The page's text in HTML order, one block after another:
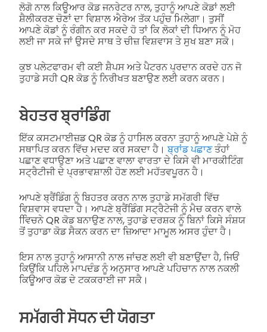
ਲੋਗੋ ਨਾਲ ਕਿਊਆਰ ਕੋਡ ਜਨਰੇਟਰ ਨਾਲ, ਤੁਹਾਨੂੰ ਆਪਣੇ ਕੋਡਾਂ ਲਈ
ਸ਼ੈਲੀਕਰਣ ਚੋਣਾਂ ਦਾ ਵਿਸ਼ਾਲ ਐਰੇਅ ਤੱਕ ਪਹੁੰਚ ਮਿਲੇਗਾ। ਤੁਸੀਂ
ਆਪਣੇ ਕੋਡਾਂ ਨੂੰ ਰੰਗੀਨ ਕਰ ਸਕਦੇ ਹੋ ਤਾਂ ਕਿ ਲੋਕਾਂ ਦੀ ਧਿਆਨ ਨੂੰ ਮੋਹ
ਲਈ ਜਾ ਸਕੇ ਜਾਂ ਉਸਦੇ ਸਾਥ ਤੇ ਚੀਜ਼ ਵਿਸ਼ਵਾਸ ਤੇ ਸੁਖ ਬਣਾ ਸਕੋ।
ਕੁਝ ਪਲੇਟਫਾਰਮ ਵੀ ਕਈ ਸ਼ੈਪਸ ਅਤੇ ਪੈਟਰਨ ਪ੍ਰਦਾਨ ਕਰਦੇ ਹਨ ਜੋ
ਤੁਹਾਡੇ ਸਹੀ QR ਕੋਡ ਨੂੰ ਨਿਰੀਖਤ ਬਣਾਉਣ ਲਈ ਕਰਨ ਕਰਨ।
ਬੇਹਤਰ ਬ੍ਰਾਂਡਿੰਗ
ਇੱਕ ਕਸਟਮਾਈਜ਼ਡ QR ਕੋਡ ਨੂੰ ਹਾਸਿਲ ਕਰਨਾ ਤੁਹਾਨੂੰ ਆਪਣੇ ਪੇਸ਼ੇ ਨੂੰ
ਸਥਾਪਿਤ ਕਰਨ ਵਿੱਚ ਮਦਦ ਕਰ ਸਕਦਾ ਹੈ।ਬ੍ਰਾਂਡ ਪਛਾਣਤੰਹਾਂ
ਪਛਾਣ ਵਧਾਉਣਾ ਅਤੇ ਪਛਾਣ ਵਾਲਾ ਵਾਰਤਾ ਦੇ ਕਿਸੇ ਵੀ ਮਾਰਕੀਟਿੰਗ
ਸਟ੍ਰੈਟੀਜੀ ਦੇ ਪ੍ਰਭਾਵਸ਼ਾਲੀ ਹੋਣ ਲਈ ਮਹੱਤਵਪੂਰਨ ਹੈ।
ਆਪਣੇ ਬ੍ਰੈਂਡਿੰਗ ਨੂੰ ਬਿਹਤਰ ਕਰਨ ਨਾਲ ਤੁਹਾਡੇ ਸਮੱਗਰੀ ਵਿੱਚ
ਵਿਸ਼ਵਾਸ ਵਧਦਾ ਹੈ। ਆਪਣੇ ਬ੍ਰੈਂਡਿੰਗ ਸਟ੍ਰੈਟੇਜੀ ਨੂੰ ਮੈਚ ਕਰਨ ਵਾਲੇ
ਵਿਿਚਨੇ QR ਕੋਡ ਬਨਾਉਣ ਨਾਲ, ਤੁਹਾਡੇ ਦਰਸ਼ਕ ਨੂੰ ਬਿਨਾਂ ਕਿਸੇ ਸੰਸ਼ਯ
ਤੋਂ ਤੁਹਾਡਾ ਕੋਡ ਸੈਕਨ ਕਰਨ ਦਾ ਜ਼ਿਆਦਾ ਮਾਮੂਲ ਅਸਰ ਹੁੰਦਾ ਹੈ।
ਇਸ ਨਾਲ ਤੁਹਾਨੂੰ ਆਸਾਨੀ ਨਾਲ ਜਾਂਚਣ ਲਈ ਵੀ ਬਣਾਉਂਦਾ ਹੈ, ਜਿਓਂ
ਕਿਉਂਕਿ ਪਹਿਲੇ ਮਾਪਦੰਡ ਨੂੰ ਅਨੁਸਾਰ ਆਪਣੇ ਪਹਿਚਾਨ ਨਾਲ ਨਕਲੀ
ਕਿਊਆਰ ਕੋਡ ਦੇ ਟਕਕਰਾਈ ਜਾ ਸਕੈ।
ਸਮੱਗਰੀ ਸੋਧਨ ਦੀ ਯੋਗਤਾ